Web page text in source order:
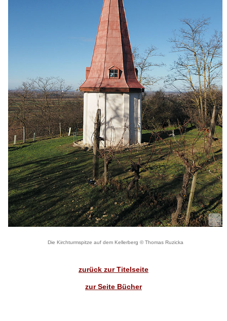
Die Kirchturmspitze auf dem Kellerberg © Thomas Ruzicka
zurück zur Titelseite
zur Seite Bücher